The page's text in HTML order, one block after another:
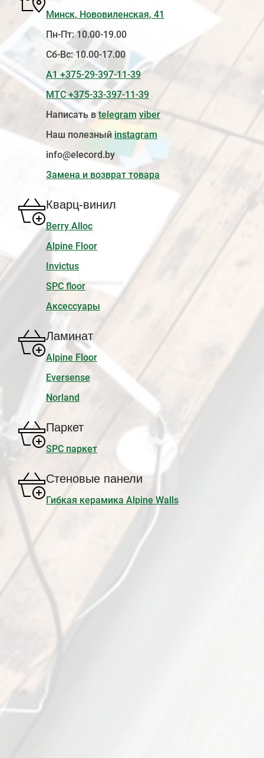
Минск, Нововиленская, 41
Пн-Пт: 10.00-19.00
Сб-Вс: 10.00-17.00
А1 +375-29-397-11-39
МТС +375-33-397-11-39
Написать в telegram viber
Наш полезныйinstagram
info@elecord.by
Замена и возврат товара
Кварц-винил
Berry Alloc
Alpine Floor
Invictus
SPC floor
Аксессуары
Ламинат
Alpine Floor
Eversense
Norland
Паркет
SPC паркет
Стеновые панели
Гибкая керамика Alpine Walls